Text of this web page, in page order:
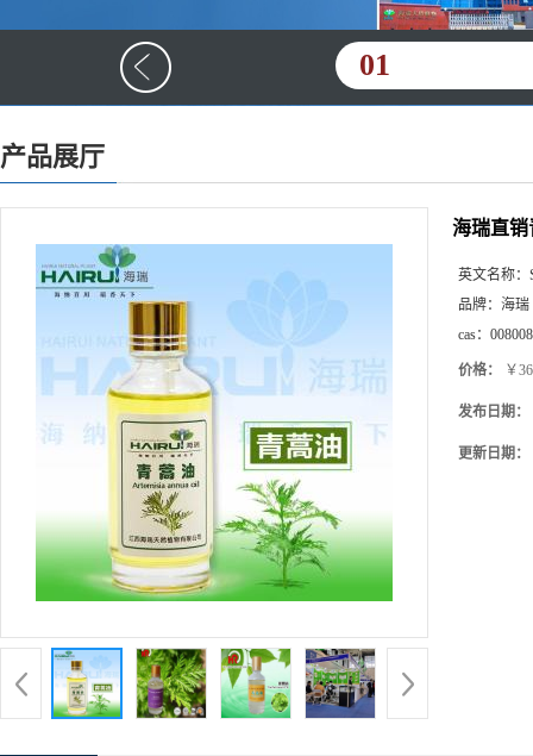
01
产品展厅
海瑞直销
英文名称：
品牌： 海瑞
cas：
价格： ￥
发布日期：
更新日期：